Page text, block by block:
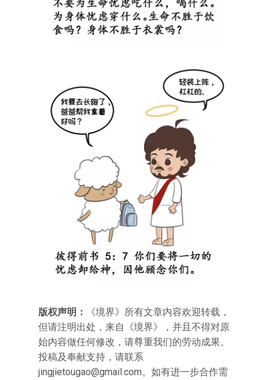
版权声明：
《境界》所有文章内容欢迎转载，
但请注明出处，来自《境界》，并且不得对原
始内容做任何修改，请尊重我们的劳动成果。
投稿及奉献支持，请联系
jingjietougao@gmail.com。如有进一步合作需